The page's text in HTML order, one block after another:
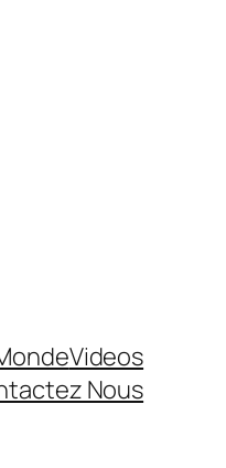
Videos
Nous